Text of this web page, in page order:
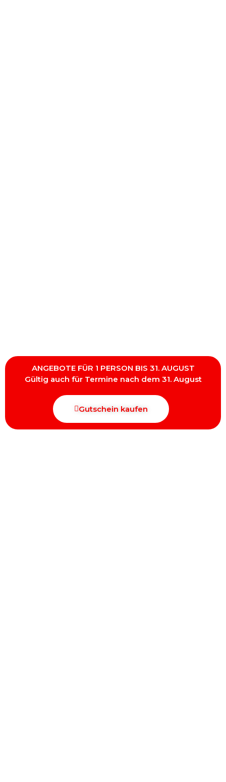
ANGEBOTE FÜR 1 PERSON BIS 31. AUGUST
Gültig auch für Termine nach dem 31. August
Gutschein kaufen